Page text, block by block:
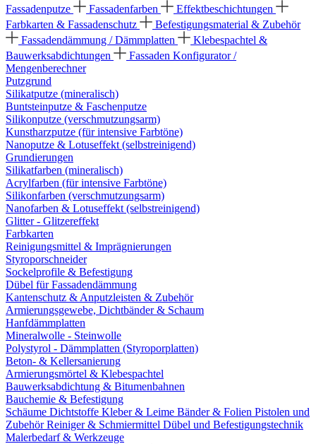
Fassadenputze
Fassadenfarben
Effektbeschichtungen
Farbkarten & Fassadenschutz
Befestigungsmaterial & Zubehör
Fassadendämmung / Dämmplatten
Klebespachtel &
Bauwerksabdichtungen
Fassaden Konfigurator /
Mengenberechner
Putzgrund
Silikatputze (mineralisch)
Buntsteinputze & Faschenputze
Silikonputze (verschmutzungsarm)
Kunstharzputze (für intensive Farbtöne)
Nanoputze & Lotuseffekt (selbstreinigend)
Grundierungen
Silikatfarben (mineralisch)
Acrylfarben (für intensive Farbtöne)
Silikonfarben (verschmutzungsarm)
Nanofarben & Lotuseffekt (selbstreinigend)
Glitter - Glitzereffekt
Farbkarten
Reinigungsmittel & Imprägnierungen
Styroporschneider
Sockelprofile & Befestigung
Dübel für Fassadendämmung
Kantenschutz & Anputzleisten & Zubehör
Armierungsgewebe, Dichtbänder & Schaum
Hanfdämmplatten
Mineralwolle - Steinwolle
Polystyrol - Dämmplatten (Styroporplatten)
Beton- & Kellersanierung
Armierungsmörtel & Klebespachtel
Bauwerksabdichtung & Bitumenbahnen
Bauchemie & Befestigung
Schäume Dichtstoffe Kleber & Leime Bänder & Folien Pistolen und
ZubehörReiniger & Schmiermittel Dübel und Befestigungstechnik
Malerbedarf & Werkzeuge